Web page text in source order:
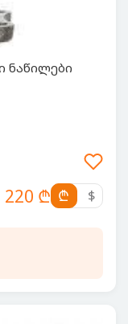
ნაწილები
220 ₾ ₾ $